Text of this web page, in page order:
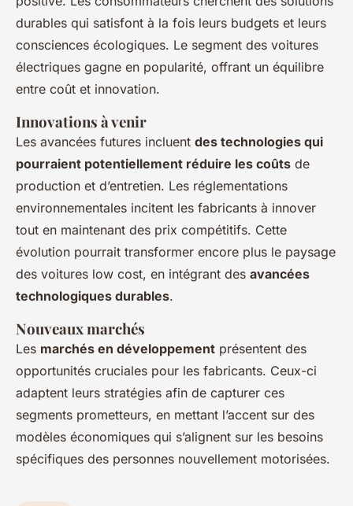
durables qui satisfont à la fois leurs budgets et leurs
consciences écologiques. Le segment des voitures
électriques gagne en popularité, offrant un équilibre
entre coût et innovation.
Innovations à venir
Les avancées futures incluent des technologies qui
pourraient potentiellement réduire les coûts de
production et d’entretien. Les réglementations
environnementales incitent les fabricants à innover
tout en maintenant des prix compétitifs. Cette
évolution pourrait transformer encore plus le paysage
des voitures low cost, en intégrant des avancées
technologiques durables.
Nouveaux marchés
Les marchés en développement présentent des
opportunités cruciales pour les fabricants. Ceux-ci
adaptent leurs stratégies afin de capturer ces
segments prometteurs, en mettant l’accent sur des
modèles économiques qui s’alignent sur les besoins
spécifiques des personnes nouvellement motorisées.